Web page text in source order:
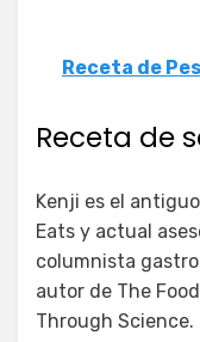
Receta de
Receta de
Kenji es el
Eats y actual
columnista
autor de The
Through Science.